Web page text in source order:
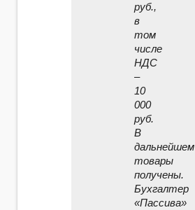
руб.,
в
том
числе
НДС
–
10
000
руб.
В
дальнейшем
товары
получены.
Бухгалтер
«Пассива»